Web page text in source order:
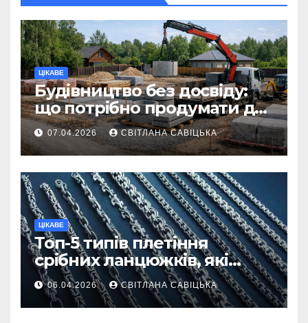
ЦІКАВЕ
Будівництво без досвіду:
що потрібно продумати до
першої доставки на
ділянку
07.04.2026 СВІТЛАНА САВІЦЬКА
ЦІКАВЕ
Топ-5 типів плетіння
срібних ланцюжків, які
вважаються
найнадійнішими
06.04.2026 СВІТЛАНА САВІЦЬКА